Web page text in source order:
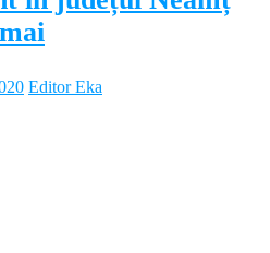
Editor Eka